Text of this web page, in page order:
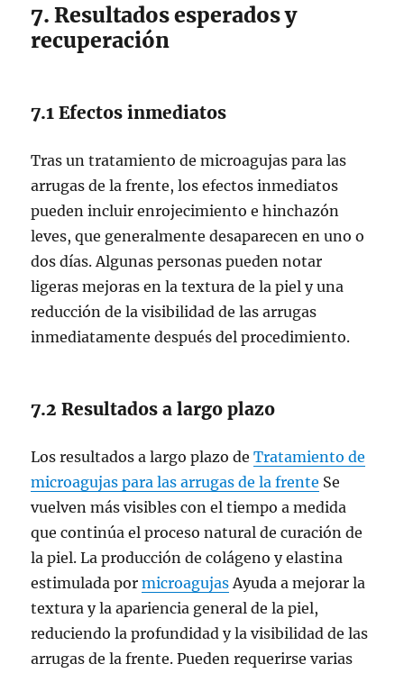
7. Resultados esperados y
recuperación
7.1 Efectos inmediatos
Tras un tratamiento de microagujas para las
arrugas de la frente, los efectos inmediatos
pueden incluir enrojecimiento e hinchazón
leves, que generalmente desaparecen en uno o
dos días. Algunas personas pueden notar
ligeras mejoras en la textura de la piel y una
reducción de la visibilidad de las arrugas
inmediatamente después del procedimiento.
7.2 Resultados a largo plazo
Los resultados a largo plazo deTratamiento de
microagujas para las arrugas de la frente Se
vuelven más visibles con el tiempo a medida
que continúa el proceso natural de curación de
la piel. La producción de colágeno y elastina
estimulada pormicroagujas Ayuda a mejorar la
textura y la apariencia general de la piel,
reduciendo la profundidad y la visibilidad de las
arrugas de la frente. Pueden requerirse varias